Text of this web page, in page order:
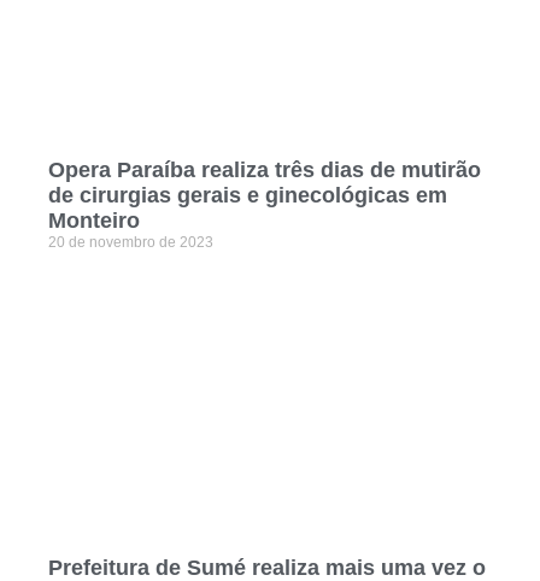
Opera Paraíba realiza três dias de mutirão
de cirurgias gerais e ginecológicas em
Monteiro
20 de novembro de 2023
Prefeitura de Sumé realiza mais uma vez o